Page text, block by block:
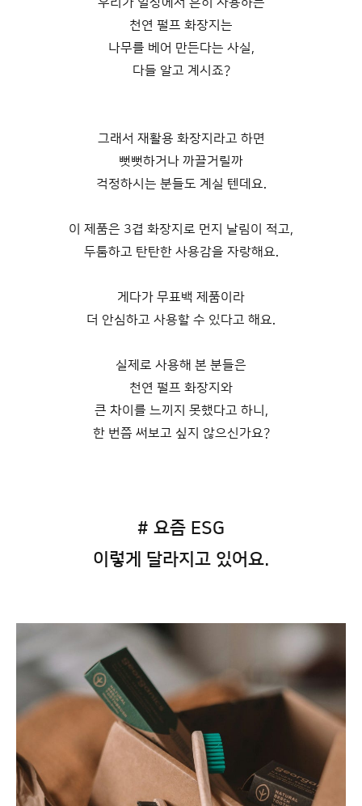
천연 펄프 화장지는
나무를 베어 만든다는 사실,
다들 알고 계시죠?
그래서 재활용 화장지라고 하면
뻣뻣하거나 까끌거릴까
걱정하시는 분들도 계실 텐데요.
이 제품은 3겹 화장지로 먼지 날림이 적고,
두툼하고 탄탄한 사용감을 자랑해요.
게다가 무표백 제품이라
더 안심하고 사용할 수 있다고 해요.
실제로 사용해 본 분들은
천연 펄프 화장지와
큰 차이를 느끼지 못했다고 하니,
한 번쯤 써보고 싶지 않으신가요?
# 요즘 ESG
이렇게 달라지고 있어요.